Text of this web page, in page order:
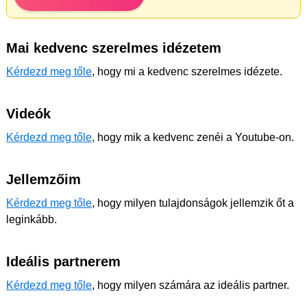
Mai kedvenc szerelmes idézetem
Kérdezd meg tőle, hogy mi a kedvenc szerelmes idézete.
Videók
Kérdezd meg tőle, hogy mik a kedvenc zenéi a Youtube-on.
Jellemzőim
Kérdezd meg tőle, hogy milyen tulajdonságok jellemzik őt a
leginkább.
Ideális partnerem
Kérdezd meg tőle, hogy milyen számára az ideális partner.